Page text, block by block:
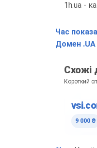
1h.ua -
Час
Домен .UA
Схожі
Короткий
9 000 ₴